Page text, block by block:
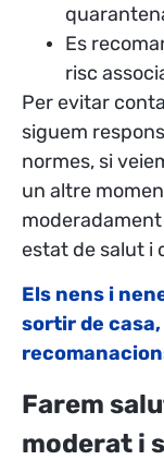
Es
risc
Per evitar
siguem
normes, si
un altre
estat de salut i
Els nens i
sortir de
Farem
moderat i